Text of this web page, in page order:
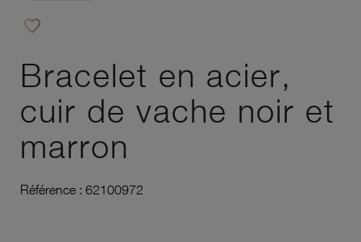
favorite_border
Bracelet en acier,
cuir de vache noir et
marron
Référence : 62100972